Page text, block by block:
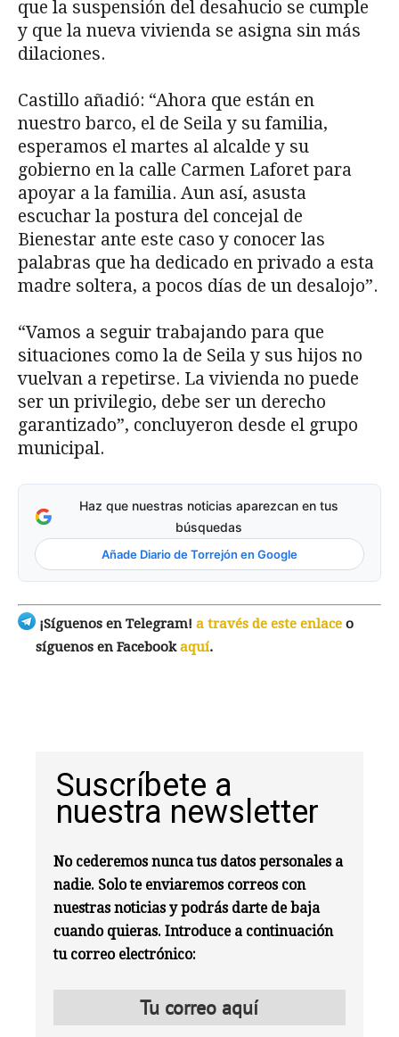
que la suspensión del desahucio se cumple
y que la nueva vivienda se asigna sin más
dilaciones.
Castillo añadió: “Ahora que están en
nuestro barco, el de Seila y su familia,
esperamos el martes al alcalde y su
gobierno en la calle Carmen Laforet para
apoyar a la familia. Aun así, asusta
escuchar la postura del concejal de
Bienestar ante este caso y conocer las
palabras que ha dedicado en privado a esta
madre soltera, a pocos días de un desalojo”.
“Vamos a seguir trabajando para que
situaciones como la de Seila y sus hijos no
vuelvan a repetirse. La vivienda no puede
ser un privilegio, debe ser un derecho
garantizado”, concluyeron desde el grupo
municipal.
Haz que nuestras noticias aparezcan en tus
búsquedas
Añade Diario de Torrejón en Google
¡Síguenos en Telegram! a través de este enlace o
síguenos en Facebookaquí.
Suscríbete a
nuestra newsletter
No cederemos nunca tus datos personales a
nadie. Solo te enviaremos correos con
nuestras noticias y podrás darte de baja
cuando quieras. Introduce a continuación
tu correo electrónico: